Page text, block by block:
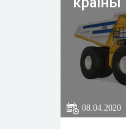
08.04.2020